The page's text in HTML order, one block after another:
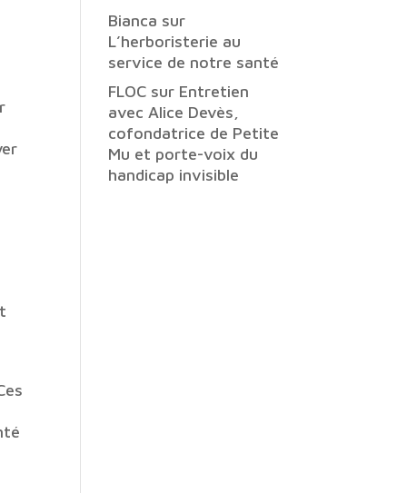
Bianca sur
L’herboristerie au
service de notre santé
FLOC sur Entretien
avec Alice Devès,
cofondatrice de Petite
Mu et porte-voix du
handicap invisible